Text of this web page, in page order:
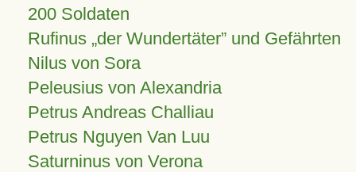
200 Soldaten
Rufinus „der Wundertäter” und Gefährten
Nilus von Sora
Peleusius von Alexandria
Petrus Andreas Challiau
Petrus Nguyen Van Luu
Saturninus von Verona